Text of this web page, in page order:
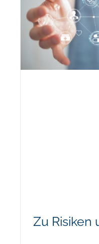
Zu Risiken